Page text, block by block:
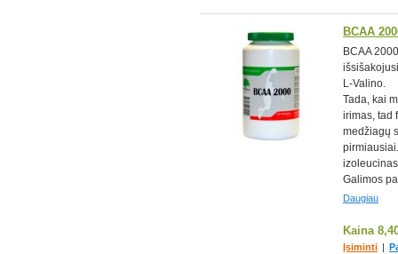
BCAA
BCAA
L-Valino.
Tada, kai
irimas, tad
medžiagų
Galimos
Daugiau
Kaina
Įsiminti |